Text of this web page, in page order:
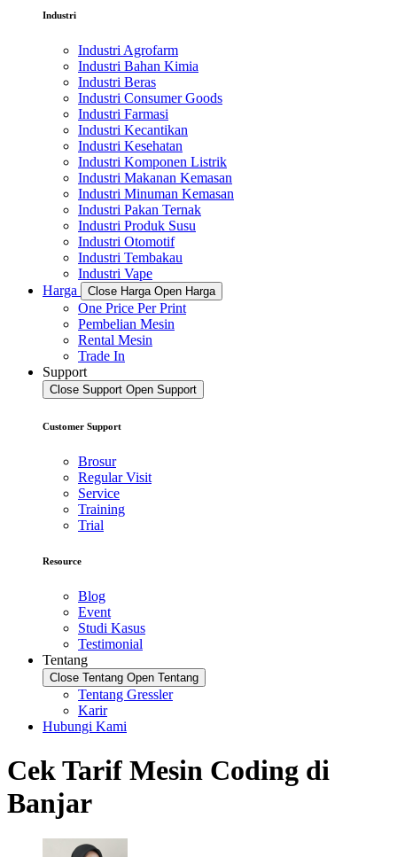
Industri
Industri Agrofarm
Industri Bahan Kimia
Industri Beras
Industri Consumer Goods
Industri Farmasi
Industri Kecantikan
Industri Kesehatan
Industri Komponen Listrik
Industri Makanan Kemasan
Industri Minuman Kemasan
Industri Pakan Ternak
Industri Produk Susu
Industri Otomotif
Industri Tembakau
Industri Vape
Harga
Close Harga Open Harga
One Price Per Print
Pembelian Mesin
Rental Mesin
Trade In
Support
Close Support Open Support
Customer Support
Brosur
Regular Visit
Service
Training
Trial
Resource
Blog
Event
Studi Kasus
Testimonial
Tentang
Close Tentang Open Tentang
Tentang Gressler
Karir
Hubungi Kami
Cek Tarif Mesin Coding di
Banjar